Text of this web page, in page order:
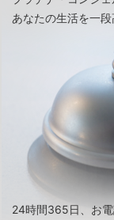
あなたの生活を一段
24時間365日、お